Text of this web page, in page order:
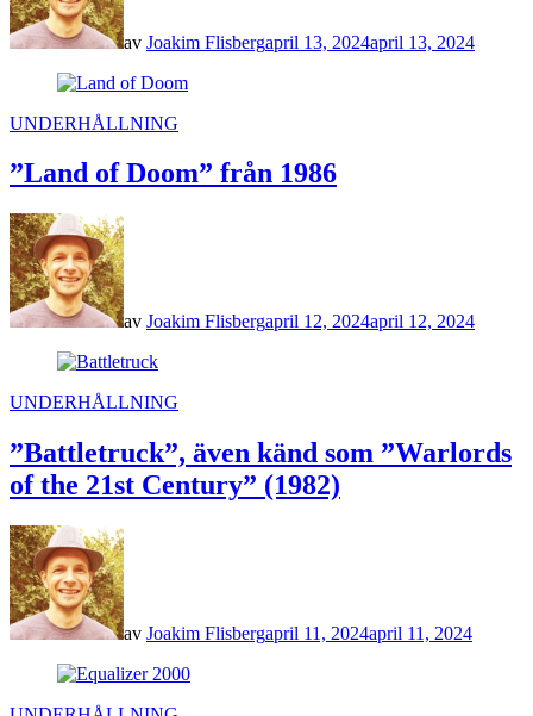
av Joakim Flisbergapril 13, 2024april 13, 2024
POSTED
UNDERHÅLLNING
”Land of Doom” från 1986
av Joakim Flisbergapril 12, 2024april 12, 2024
POSTED
UNDERHÅLLNING
”Battletruck”, även känd som ”Warlords
of the 21st Century” (1982)
av Joakim Flisbergapril 11, 2024april 11, 2024